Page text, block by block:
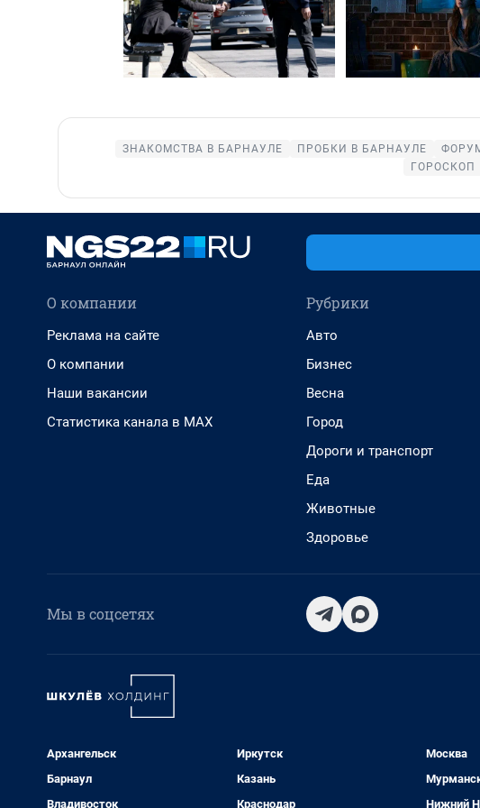
ЗНАКОМСТВА В БАРНАУЛЕ ПРОБКИ В БАРНАУЛЕ
ГОРОСКОП
О компании
Реклама на сайте
О компании
Наши вакансии
Статистика канала в MAX
Рубрики
Авто
Бизнес
Весна
Город
Дороги и транспорт
Еда
Животные
Здоровье
Мы в соцсетях
Архангельск
Барнаул
Владивосток
Иркутск
Казань
Краснодар
Москва
Нижний